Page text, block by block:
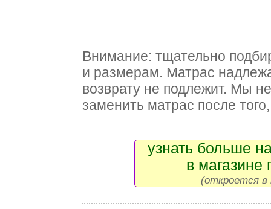
Внимание: тщательно
и размерам. Матрас
возврату не подлежит. Мы
заменить матрас после
узнать больше
в магазине
(откроется в